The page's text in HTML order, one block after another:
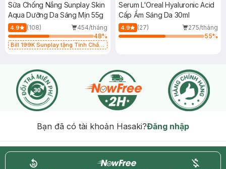
Sữa Chống Nắng Sunplay Skin
Aqua Dưỡng Da Sáng Mịn 55g
4.9 (108)
454/tháng
48%
Bill 199K Sunplay tặng Tinh Chất
Serum L'Oreal Hyaluronic Acid
Cấp Ẩm Sáng Da 30ml
4.9 (27)
275/tháng
55%
Bạn đã có tài khoản Hasaki?Đăng nhập